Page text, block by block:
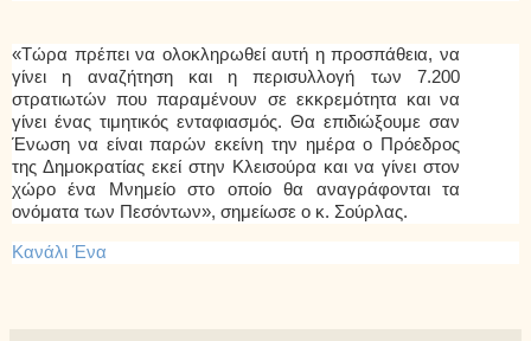
«Τώρα πρέπει να ολοκληρωθεί αυτή η προσπάθεια, να
γίνει η αναζήτηση και η περισυλλογή των 7.200
στρατιωτών που παραμένουν σε εκκρεμότητα και να
γίνει ένας τιμητικός ενταφιασμός. Θα επιδιώξουμε σαν
Ένωση να είναι παρών εκείνη την ημέρα ο Πρόεδρος
της Δημοκρατίας εκεί στην Κλεισούρα και να γίνει στον
χώρο ένα Μνημείο στο οποίο θα αναγράφονται τα
ονόματα των Πεσόντων», σημείωσε ο κ. Σούρλας.
Κανάλι Ένα